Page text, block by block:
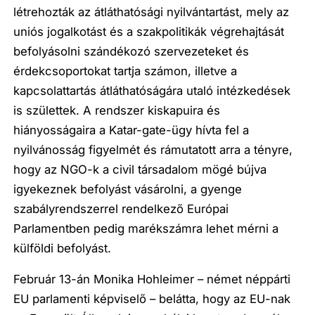
létrehozták az átláthatósági nyilvántartást, mely az
uniós jogalkotást és a szakpolitikák végrehajtását
befolyásolni szándékozó szervezeteket és
érdekcsoportokat tartja számon, illetve a
kapcsolattartás átláthatóságára utaló intézkedések
is születtek. A rendszer kiskapuira és
hiányosságaira a Katar-gate-ügy hívta fel a
nyilvánosság figyelmét és rámutatott arra a tényre,
hogy az NGO-k a civil társadalom mögé bújva
igyekeznek befolyást vásárolni, a gyenge
szabályrendszerrel rendelkező Európai
Parlamentben pedig marékszámra lehet mérni a
külföldi befolyást.
Február 13-án Monika Hohleimer – német néppárti
EU parlamenti képviselő – belátta, hogy az EU-nak